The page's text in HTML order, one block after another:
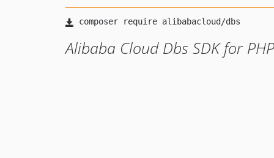
Alibaba Cloud Dbs SDK for PHP